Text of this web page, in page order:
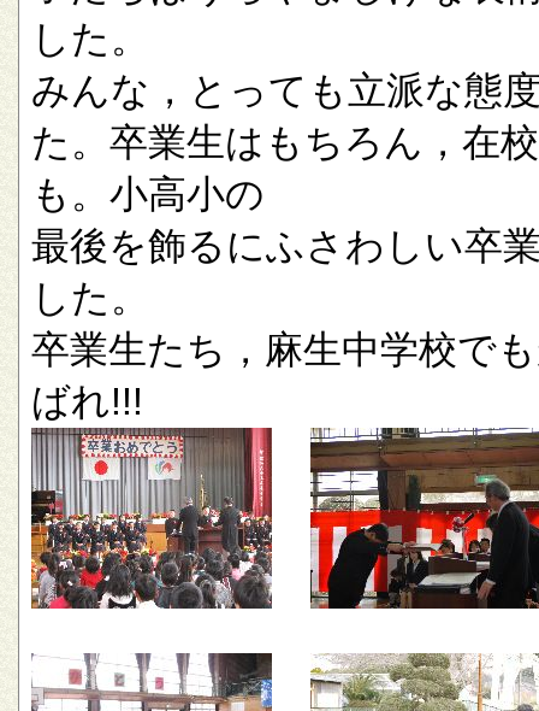
した。
みんな，とっても立派な態
た。卒業生はもちろん，在
も。小高小の
最後を飾るにふさわしい卒
した。
卒業生たち，麻生中学校で
ばれ!!!